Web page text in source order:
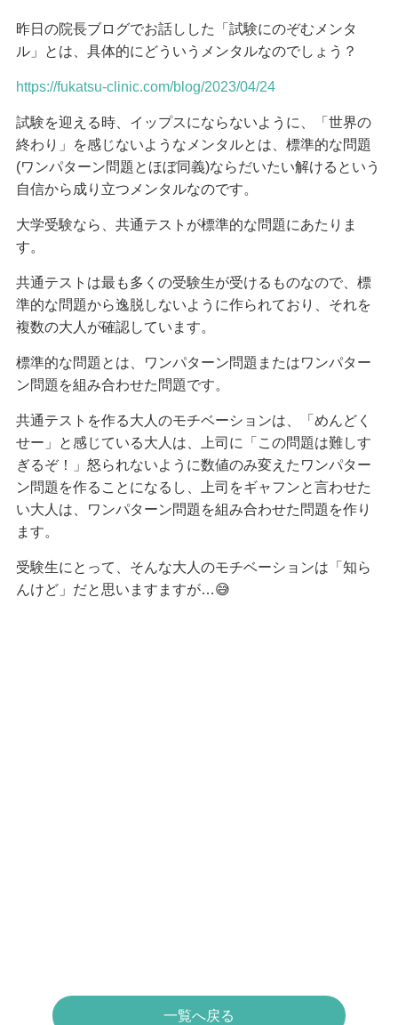
昨日の院長ブログでお話しした「試験にのぞむメンタ
ル」とは、具体的にどういうメンタルなのでしょう？
https://fukatsu-clinic.com/blog/2023/04/24
試験を迎える時、イップスにならないように、「世界の
終わり」を感じないようなメンタルとは、標準的な問題
(ワンパターン問題とほぼ同義)ならだいたい解けるという
自信から成り立つメンタルなのです。
大学受験なら、共通テストが標準的な問題にあたりま
す。
共通テストは最も多くの受験生が受けるものなので、標
準的な問題から逸脱しないように作られており、それを
複数の大人が確認しています。
標準的な問題とは、ワンパターン問題またはワンパター
ン問題を組み合わせた問題です。
共通テストを作る大人のモチベーションは、「めんどく
せー」と感じている大人は、上司に「この問題は難しす
ぎるぞ！」怒られないように数値のみ変えたワンパター
ン問題を作ることになるし、上司をギャフンと言わせた
い大人は、ワンパターン問題を組み合わせた問題を作り
ます。
受験生にとって、そんな大人のモチベーションは「知ら
んけど」だと思いますますが…😅
一覧へ戻る